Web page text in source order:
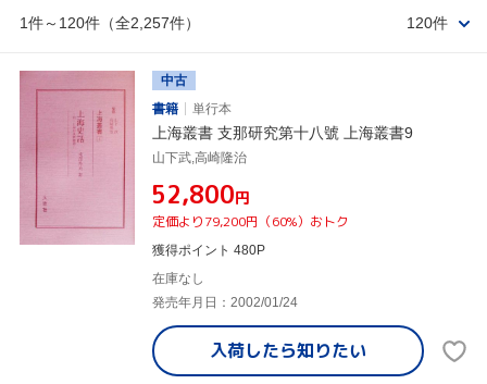
1件～120件（全2,257件） 120件
中古
書籍
単行本
上海叢書 支那研究第十八號 上海叢書9
山下武,高崎隆治
¥52,800円
定価より79,200円（60%）おトク
獲得ポイント 480P
在庫なし
発売年月日：2002/01/24
入荷したら知りたい